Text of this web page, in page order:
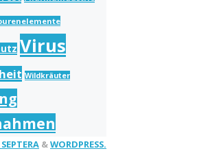
Virus
Wildkräuter
SEPTERA &WORDPRESS.